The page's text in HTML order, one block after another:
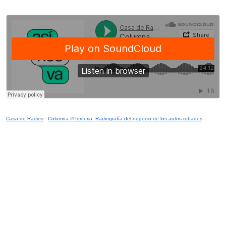
Casa de Radios · Columna #Periferia: Radiografía del negocio de los autos robados